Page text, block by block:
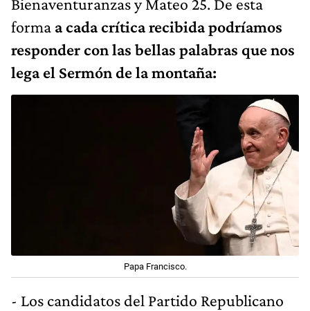
forma a cada crítica recibida podríamos
responder con las bellas palabras que nos
lega el Sermón de la montaña:
Papa Francisco.
- Los candidatos del Partido Republicano